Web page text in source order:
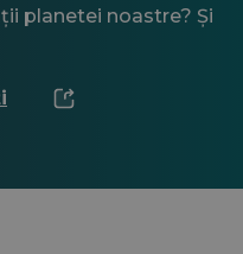
planetei noastre? Și